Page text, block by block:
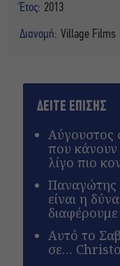
Έτος: 2013
Διανομή: Village Films
ΔΕΙΤΕ ΕΠΙΣΗΣ
Αύγουστος
που κάνουν
λίγο πιο
Παναγώτης
είναι η
διαφέρουμε
Αυτό το
σε…